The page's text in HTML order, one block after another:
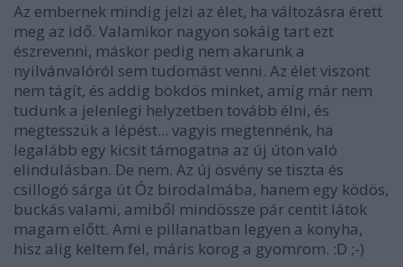
Az embernek mindig jelzi az élet, ha változásra érett
meg az idő. Valamikor nagyon sokáig tart ezt
észrevenni, máskor pedig nem akarunk a
nyilvánvalóról sem tudomást venni. Az élet viszont
nem tágít, és addig bökdös minket, amíg már nem
tudunk a jelenlegi helyzetben tovább élni, és
megtesszük a lépést... vagyis megtennénk, ha
legalább egy kicsit támogatna az új úton való
elindulásban. De nem. Az új ösvény se tiszta és
csillogó sárga út Óz birodalmába, hanem egy ködös,
buckás valami, amiből mindössze pár centit látok
magam előtt. Ami e pillanatban legyen a konyha,
hisz alig keltem fel, máris korog a gyomrom. :D ;-)